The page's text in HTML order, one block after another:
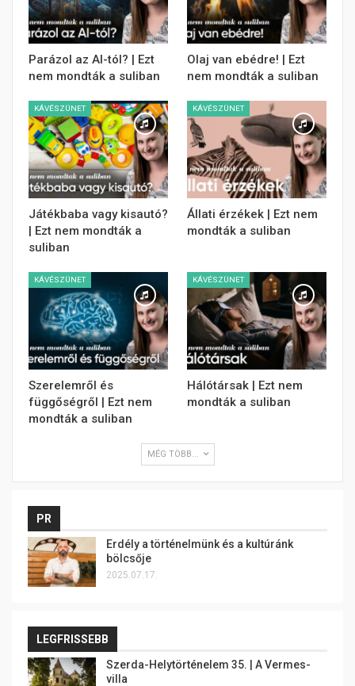
Parázol az AI-tól? | Ezt
nem mondták a suliban
Olaj van ebédre! | Ezt
nem mondták a suliban
KÁVÉSZÜNET
Játékbaba vagy kisautó?
| Ezt nem mondták a
suliban
KÁVÉSZÜNET
Állati érzékek | Ezt nem
mondták a suliban
KÁVÉSZÜNET
Szerelemről és
függőségről | Ezt nem
mondták a suliban
KÁVÉSZÜNET
Hálótársak | Ezt nem
mondták a suliban
MÉG TÖBB...
PR
Erdély a történelmünk és a kultúránk
bölcsője
2025.07.17.
LEGFRISSEBB
Szerda-Helytörténelem 35. | A Vermes-
villa